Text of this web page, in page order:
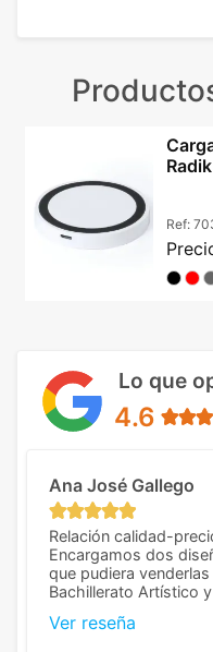
Ref:
Lo que
4.6
Ana José Gallego
Relación calidad-
Encargamos dos
que pudiera
Bachillerato Artístico
diferencia, con
Ver reseña